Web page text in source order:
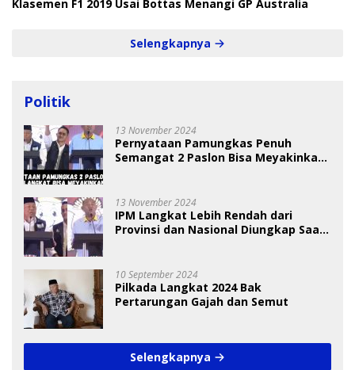
Klasemen F1 2019 Usai Bottas Menangi GP Australia
Selengkapnya
Politik
13 November 2024
Pernyataan Pamungkas Penuh
Semangat 2 Paslon Bisa Meyakinkan
13 November 2024
IPM Langkat Lebih Rendah dari
Provinsi dan Nasional Diungkap Saat
10 September 2024
Pilkada Langkat 2024 Bak
Pertarungan Gajah dan Semut
Selengkapnya